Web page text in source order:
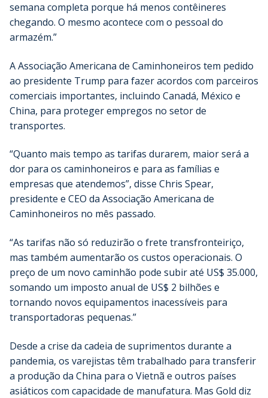
semana completa porque há menos contêineres
chegando. O mesmo acontece com o pessoal do
armazém.”
A Associação Americana de Caminhoneiros tem pedido
ao presidente Trump para fazer acordos com parceiros
comerciais importantes, incluindo Canadá, México e
China, para proteger empregos no setor de
transportes.
“Quanto mais tempo as tarifas durarem, maior será a
dor para os caminhoneiros e para as famílias e
empresas que atendemos”, disse Chris Spear,
presidente e CEO da Associação Americana de
Caminhoneiros no mês passado.
“As tarifas não só reduzirão o frete transfronteiriço,
mas também aumentarão os custos operacionais. O
preço de um novo caminhão pode subir até US$ 35.000,
somando um imposto anual de US$ 2 bilhões e
tornando novos equipamentos inacessíveis para
transportadoras pequenas.”
Desde a crise da cadeia de suprimentos durante a
pandemia, os varejistas têm trabalhado para transferir
a produção da China para o Vietnã e outros países
asiáticos com capacidade de manufatura. Mas Gold diz